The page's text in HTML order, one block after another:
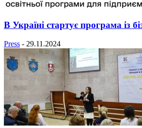
В Україні стартує програма із
Press - 29.11.2024